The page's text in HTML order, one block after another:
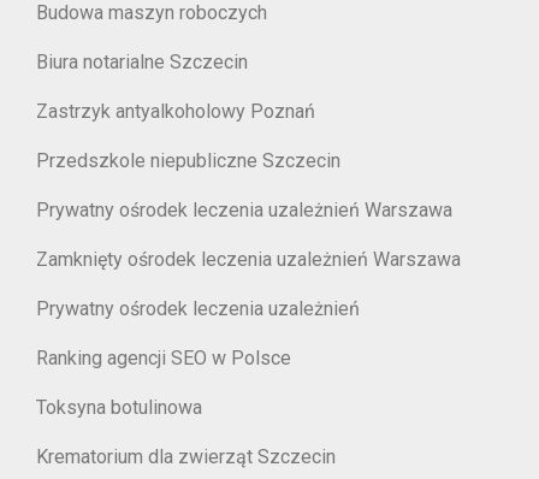
Budowa maszyn roboczych
Biura notarialne Szczecin
Zastrzyk antyalkoholowy Poznań
Przedszkole niepubliczne Szczecin
Prywatny ośrodek leczenia uzależnień Warszawa
Zamknięty ośrodek leczenia uzależnień Warszawa
Prywatny ośrodek leczenia uzależnień
Ranking agencji SEO w Polsce
Toksyna botulinowa
Krematorium dla zwierząt Szczecin